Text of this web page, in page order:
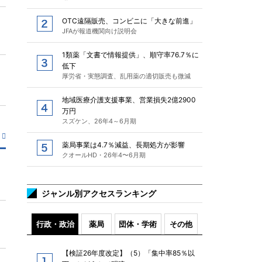
OTC遠隔販売、コンビニに「大きな前進」
JFAが報道機関向け説明会
1類薬「文書で情報提供」、順守率76.7％に
低下
厚労省・実態調査、乱用薬の適切販売も微減
地域医療介護支援事業、営業損失2億2900
万円
スズケン、26年4～6月期
薬局事業は4.7％減益、長期処方が影響
クオールHD・26年4〜6月期
ジャンル別アクセスランキング
行政・政治 薬局 団体・学術 その他
【検証26年度改定】（5）「集中率85％以